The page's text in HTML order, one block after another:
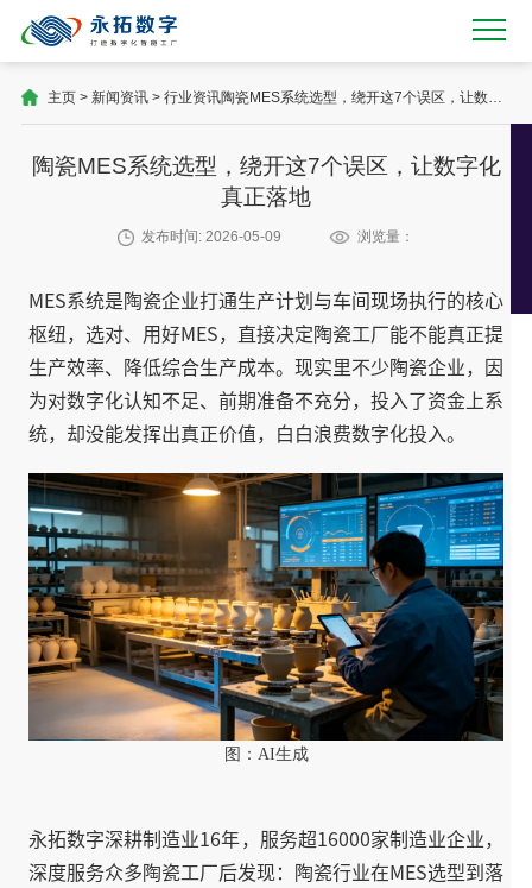
主页> 新闻资讯> 行业资讯陶瓷MES系统选型，绕开这7个误区，让数字
化真正落地
陶瓷MES系统选型，绕开这7个误区，让数字化
真正落地
发布时间: 2026-05-09 浏览量：
MES系统是陶瓷企业打通生产计划与车间现场执行的核心
枢纽，选对、用好MES，直接决定陶瓷工厂能不能真正提
生产效率、降低综合生产成本。现实里不少陶瓷企业，因
为对数字化认知不足、前期准备不充分，投入了资金上系
统，却没能发挥出真正价值，白白浪费数字化投入。
图：AI生成
永拓数字深耕制造业16年，服务超16000家制造业企业，
深度服务众多陶瓷工厂后发现：陶瓷行业在MES选型到落